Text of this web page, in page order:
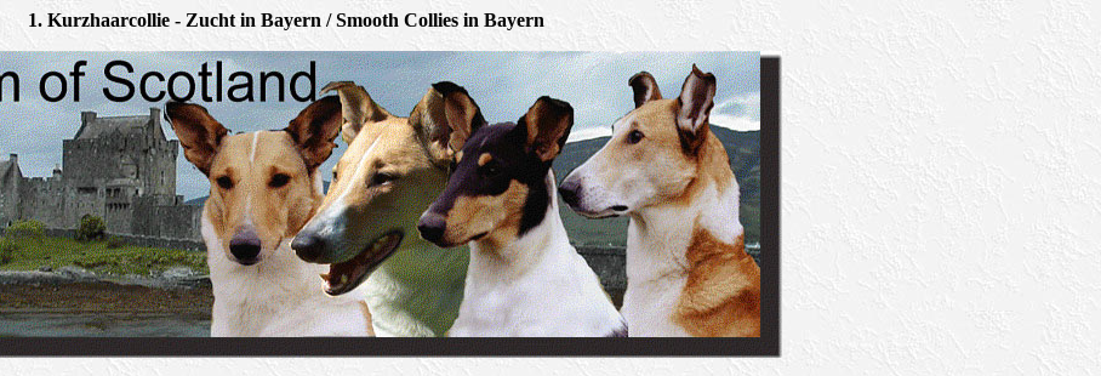
1. Kurzhaarcollie - Zucht in Bayern / Smooth Collies in Bayern